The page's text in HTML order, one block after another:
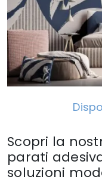
Scopri la
parati
soluzioni